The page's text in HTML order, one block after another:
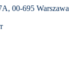
00-695 Warszawa